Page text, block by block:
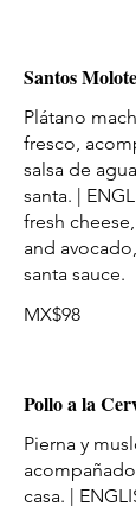
Santos
Plátano
fresco,
salsa de
santa. |
fresh
and
MX$98
Pollo a la
Pierna y
casa. |